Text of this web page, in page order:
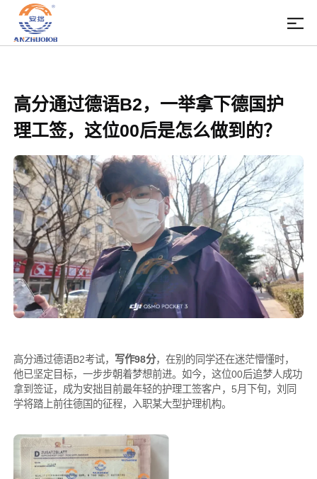
高分通过德语B2，一举拿下德国护
理工签，这位00后是怎么做到的？
高分通过德语B2考试， 写作98分，在别的同学还在迷茫懵懂时，
他已坚定目标，一步步朝着梦想前进。如今，这位00后追梦人成功
拿到签证，成为安拙目前最年轻的护理工签客户，5月下旬，刘同
学将踏上前往德国的征程，入职某大型护理机构。